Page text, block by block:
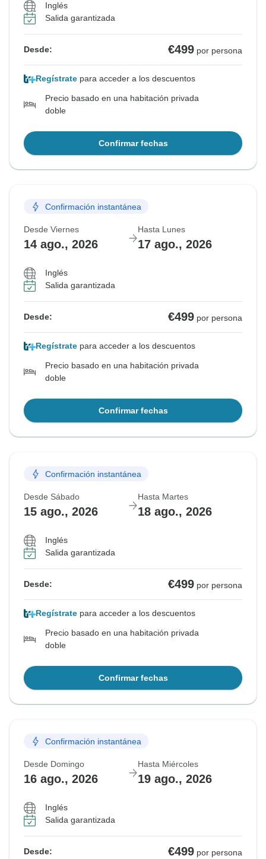
Inglés
Salida garantizada
Desde: €499 por persona
Regístrate para acceder a los descuentos
Precio basado en una habitación privada
doble
Confirmar fechas
Confirmación instantánea
Desde Viernes
14 ago., 2026
Hasta Lunes
17 ago., 2026
Inglés
Salida garantizada
Desde: €499 por persona
Regístrate para acceder a los descuentos
Precio basado en una habitación privada
doble
Confirmar fechas
Confirmación instantánea
Desde Sábado
15 ago., 2026
Hasta Martes
18 ago., 2026
Inglés
Salida garantizada
Desde: €499 por persona
Regístrate para acceder a los descuentos
Precio basado en una habitación privada
doble
Confirmar fechas
Confirmación instantánea
Desde Domingo
16 ago., 2026
Hasta Miércoles
19 ago., 2026
Inglés
Salida garantizada
Desde: €499 por persona